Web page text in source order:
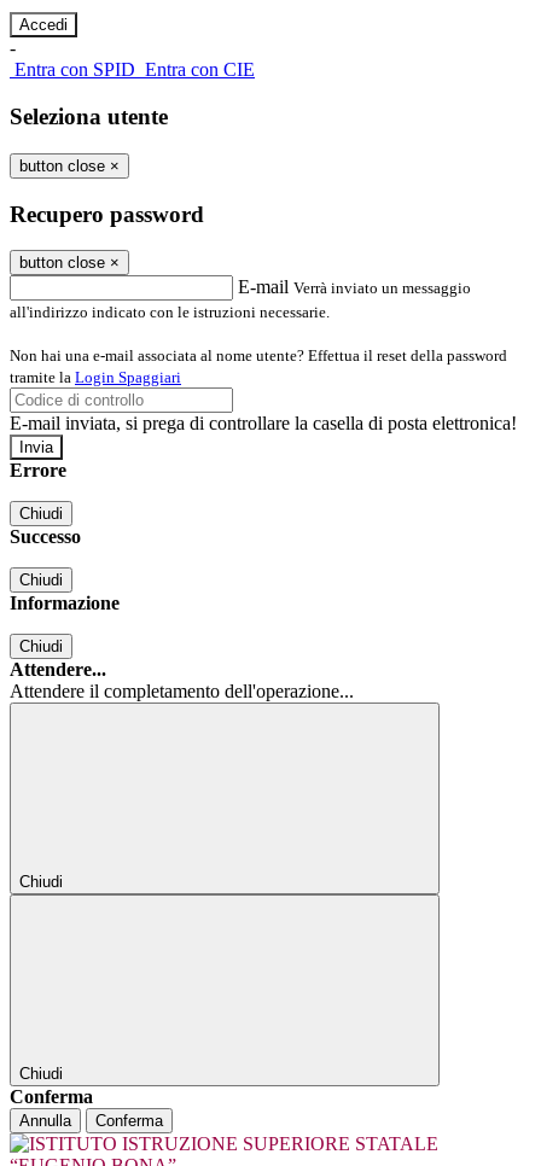
-
Entra con SPID Entra con CIE
Seleziona utente
button close ×
Recupero password
button close ×
E-mail Verrà inviato un messaggio
all'indirizzo indicato con le istruzioni necessarie.
Non hai una e-mail associata al nome utente? Effettua il reset della password
tramite la Login Spaggiari
E-mail inviata, si prega di controllare la casella di posta elettronica!
Errore
Chiudi
Successo
Chiudi
Informazione
Chiudi
Attendere...
Attendere il completamento dell'operazione...
Chiudi
Chiudi
Conferma
Annulla Conferma